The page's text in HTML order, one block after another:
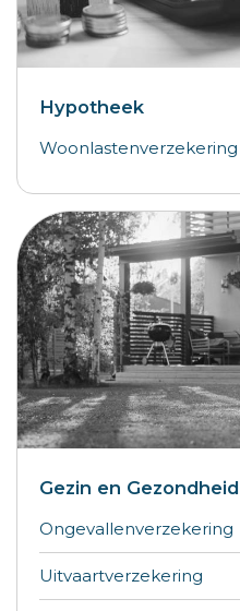
Hypotheek
Woonlastenverzekering
Gezin en Gezondheid
Ongevallenverzekering
Uitvaartverzekering